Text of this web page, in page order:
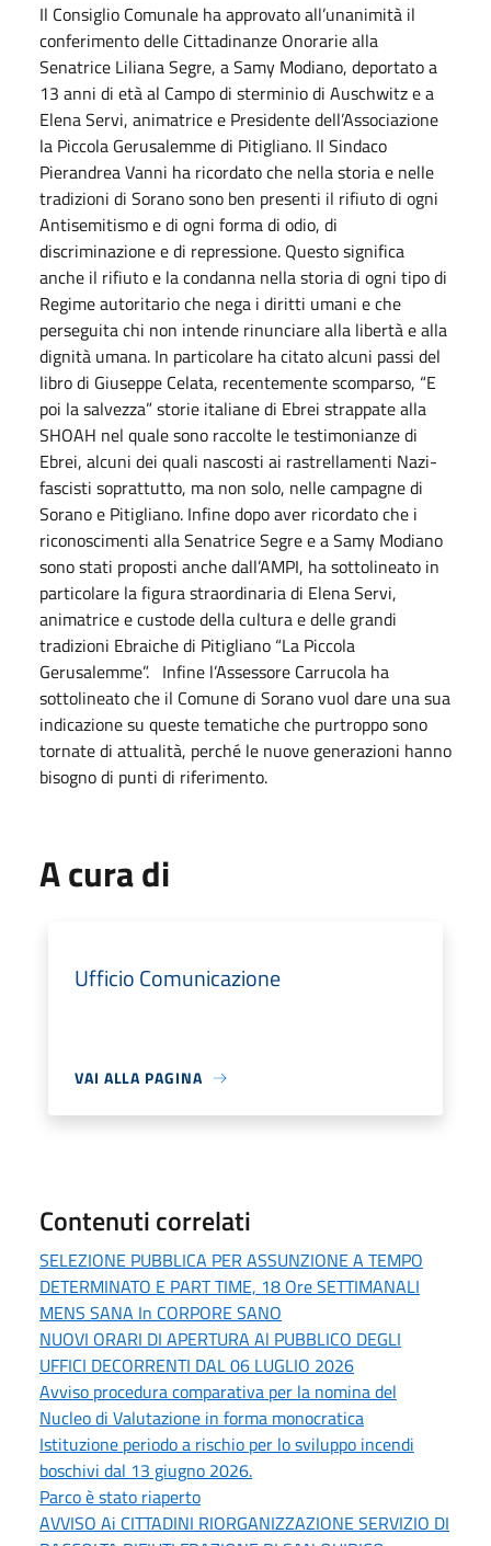
Il Consiglio Comunale ha approvato all’unanimità il
conferimento delle Cittadinanze Onorarie alla
Senatrice Liliana Segre, a Samy Modiano, deportato a
13 anni di età al Campo di sterminio di Auschwitz e a
Elena Servi, animatrice e Presidente dell’Associazione
la Piccola Gerusalemme di Pitigliano. Il Sindaco
Pierandrea Vanni ha ricordato che nella storia e nelle
tradizioni di Sorano sono ben presenti il rifiuto di ogni
Antisemitismo e di ogni forma di odio, di
discriminazione e di repressione. Questo significa
anche il rifiuto e la condanna nella storia di ogni tipo di
Regime autoritario che nega i diritti umani e che
perseguita chi non intende rinunciare alla libertà e alla
dignità umana. In particolare ha citato alcuni passi del
libro di Giuseppe Celata, recentemente scomparso, “E
poi la salvezza” storie italiane di Ebrei strappate alla
SHOAH nel quale sono raccolte le testimonianze di
Ebrei, alcuni dei quali nascosti ai rastrellamenti Nazi-
fascisti soprattutto, ma non solo, nelle campagne di
Sorano e Pitigliano. Infine dopo aver ricordato che i
riconoscimenti alla Senatrice Segre e a Samy Modiano
sono stati proposti anche dall’AMPI, ha sottolineato in
particolare la figura straordinaria di Elena Servi,
animatrice e custode della cultura e delle grandi
tradizioni Ebraiche di Pitigliano “La Piccola
Gerusalemme”. Infine l’Assessore Carrucola ha
sottolineato che il Comune di Sorano vuol dare una sua
indicazione su queste tematiche che purtroppo sono
tornate di attualità, perché le nuove generazioni hanno
bisogno di punti di riferimento.
A cura di
Ufficio Comunicazione
VAI ALLA PAGINA
Contenuti correlati
SELEZIONE PUBBLICA PER ASSUNZIONE A TEMPO
DETERMINATO E PART TIME, 18 Ore SETTIMANALI
MENS SANA In CORPORE SANO
NUOVI ORARI DI APERTURA Al PUBBLICO DEGLI
UFFICI DECORRENTI DAL 06 LUGLIO 2026
Avviso procedura comparativa per la nomina del
Nucleo di Valutazione in forma monocratica
Istituzione periodo a rischio per lo sviluppo incendi
boschivi dal 13 giugno 2026.
Parco è stato riaperto
AVVISO Ai CITTADINI RIORGANIZZAZIONE SERVIZIO DI